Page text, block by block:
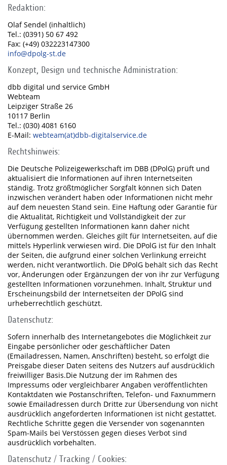
Redaktion:
Olaf Sendel (inhaltlich)
Tel.: (0391) 50 67 492
Fax: (+49) 032223147300
info@dpolg-st.de
Konzept, Design und technische Administration:
dbb digital und service GmbH
Webteam
Leipziger Straße 26
10117 Berlin
Tel.: (030) 4081 6160
E-Mail: webteam(at)dbb-digitalservice.de
Rechtshinweis:
Die Deutsche Polizeigewerkschaft im DBB (DPolG) prüft und
aktualisiert die Informationen auf ihren Internetseiten
ständig. Trotz größtmöglicher Sorgfalt können sich Daten
inzwischen verändert haben oder Informationen nicht mehr
auf dem neuesten Stand sein. Eine Haftung oder Garantie für
die Aktualität, Richtigkeit und Vollständigkeit der zur
Verfügung gestellten Informationen kann daher nicht
übernommen werden. Gleiches gilt für Internetseiten, auf die
mittels Hyperlink verwiesen wird. Die DPolG ist für den Inhalt
der Seiten, die aufgrund einer solchen Verlinkung erreicht
werden, nicht verantwortlich. Die DPolG behält sich das Recht
vor, Änderungen oder Ergänzungen der von ihr zur Verfügung
gestellten Informationen vorzunehmen. Inhalt, Struktur und
Erscheinungsbild der Internetseiten der DPolG sind
urheberrechtlich geschützt.
Datenschutz:
Sofern innerhalb des Internetangebotes die Möglichkeit zur
Eingabe persönlicher oder geschäftlicher Daten
(Emailadressen, Namen, Anschriften) besteht, so erfolgt die
Preisgabe dieser Daten seitens des Nutzers auf ausdrücklich
freiwilliger Basis.Die Nutzung der im Rahmen des
Impressums oder vergleichbarer Angaben veröffentlichten
Kontaktdaten wie Postanschriften, Telefon- und Faxnummern
sowie Emailadressen durch Dritte zur Übersendung von nicht
ausdrücklich angeforderten Informationen ist nicht gestattet.
Rechtliche Schritte gegen die Versender von sogenannten
Spam-Mails bei Verstössen gegen dieses Verbot sind
ausdrücklich vorbehalten.
Datenschutz / Tracking / Cookies: